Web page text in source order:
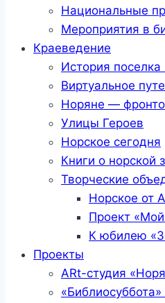
Национальные
Мероприятия в
Краеведение
История поселка
Виртуальное
Норяне —
Улицы Героев
Норское сегодня
Книги о норской
Творческие
Норское от
Проект
К юбилею
Проекты
ARt-студия